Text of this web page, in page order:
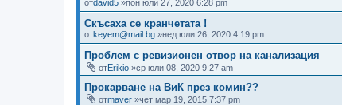
отdavid5 »пон юли 27, 2020 6:28 pm
Скъсаха се кранчетата !
отkeyem@mail.bg »нед юли 26, 2020 4:19 pm
Проблем с ревизионен отвор на канализация
отErikio »ср юли 08, 2020 9:27 am
Прокарване на ВиК през комин??
отmaver »чет мар 19, 2015 7:37 pm